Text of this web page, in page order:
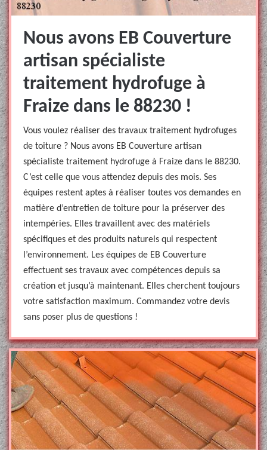
Nous avons EB Couverture
artisan spécialiste
traitement hydrofuge à
Fraize dans le 88230 !
Vous voulez réaliser des travaux traitement hydrofuges
de toiture ? Nous avons EB Couverture artisan
spécialiste traitement hydrofuge à Fraize dans le 88230.
C’est celle que vous attendez depuis des mois. Ses
équipes restent aptes à réaliser toutes vos demandes en
matière d’entretien de toiture pour la préserver des
intempéries. Elles travaillent avec des matériels
spécifiques et des produits naturels qui respectent
l’environnement. Les équipes de EB Couverture
effectuent ses travaux avec compétences depuis sa
création et jusqu’à maintenant. Elles cherchent toujours
votre satisfaction maximum. Commandez votre devis
sans poser plus de questions !